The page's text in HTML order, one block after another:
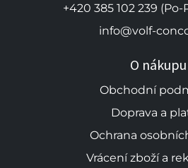
+420 385 102 239 (Po-
info@volf-
O nákupu
Obchodní
Doprava a
Ochrana
Vrácení zboží a